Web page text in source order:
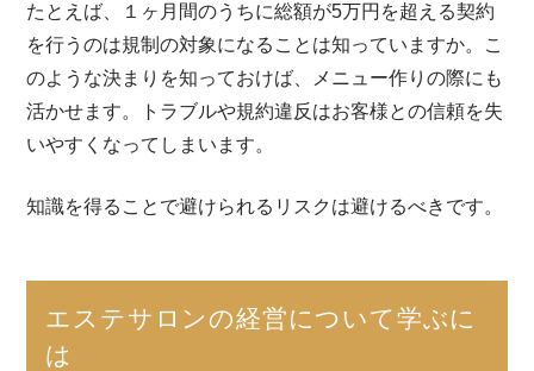
たとえば、１ヶ月間のうちに総額が5万円を超える契約
を行うのは規制の対象になることは知っていますか。こ
のような決まりを知っておけば、メニュー作りの際にも
活かせます。トラブルや規約違反はお客様との信頼を失
いやすくなってしまいます。
知識を得ることで避けられるリスクは避けるべきです。
エステサロンの経営について学ぶに
は